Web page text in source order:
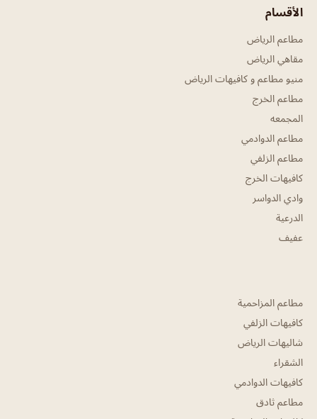
الأقسام
مطاعم الرياض
مقاهي الرياض
منيو مطاعم و كافيهات الرياض
مطاعم الخرج
المجمعه
مطاعم الدوادمي
مطاعم الزلفي
كافيهات الخرج
وادي الدواسر
الدرعية
عفيف
مطاعم المزاحمية
كافيهات الزلفي
شاليهات الرياض
الشقراء
كافيهات الدوادمي
مطاعم ثادق